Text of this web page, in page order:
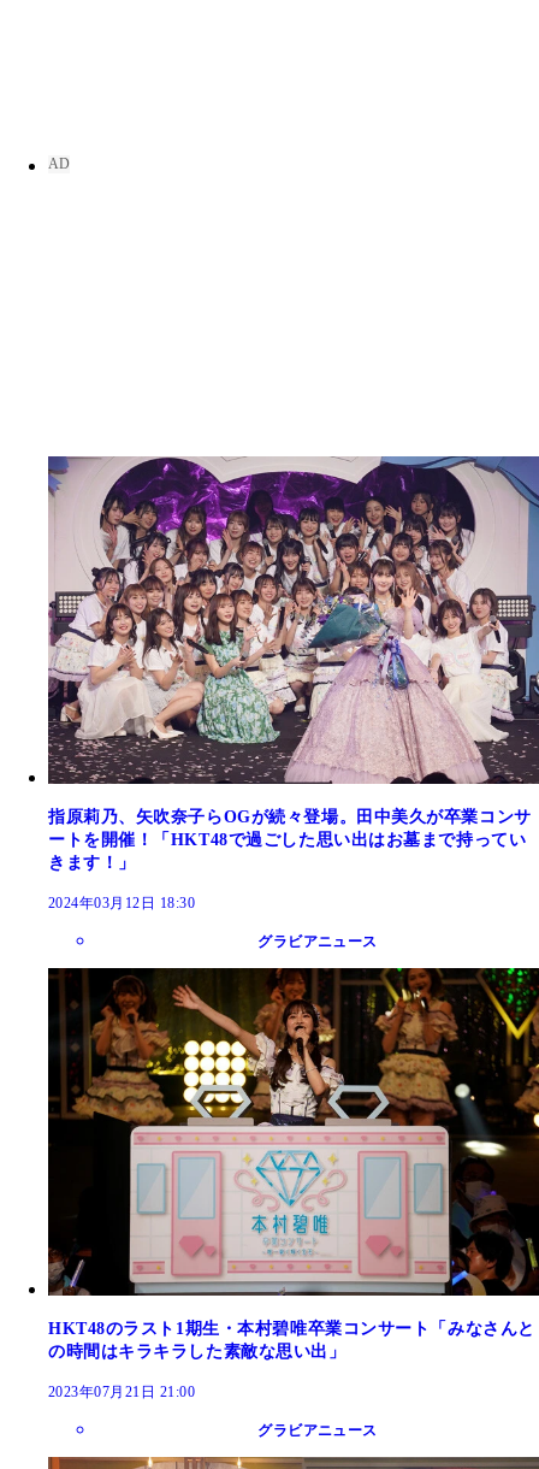
指原莉乃、矢吹奈子らOGが続々登場。田中美久が卒業コンサ
ートを開催！「HKT48で過ごした思い出はお墓まで持ってい
きます！」
2024年03月12日 18:30
グラビアニュース
HKT48のラスト1期生・本村碧唯卒業コンサート「みなさんと
の時間はキラキラした素敵な思い出」
2023年07月21日 21:00
グラビアニュース